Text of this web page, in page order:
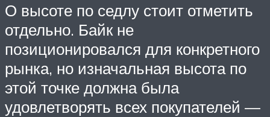
О высоте по седлу стоит отметить
отдельно. Байк не
позиционировался для конкретного
рынка, но изначальная высота по
этой точке должна была
удовлетворять всех покупателей —